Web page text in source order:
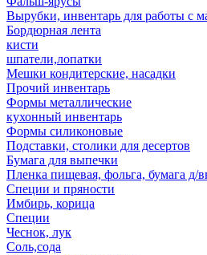
Вырубки, инвентарь для работы с
Бордюрная лента
кисти
шпатели,лопатки
Мешки кондитерские, насадки
Прочий инвентарь
Формы металлические
кухонный инвентарь
Формы силиконовые
Подставки, столики для десертов
Бумага для выпечки
Пленка пищевая, фольга, бумага д/
Специи и пряности
Имбирь, корица
Специи
Чеснок, лук
Соль,сода